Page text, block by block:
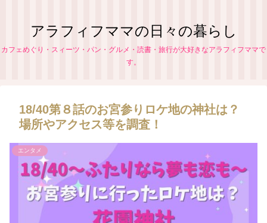
アラフィフママの日々の暮らし
カフェめぐり・スィーツ・パン・グルメ・読書・旅行が大好きなアラフィフママで
す。
18/40第８話のお宮参りロケ地の神社は？
場所やアクセス等を調査！
エンタメ